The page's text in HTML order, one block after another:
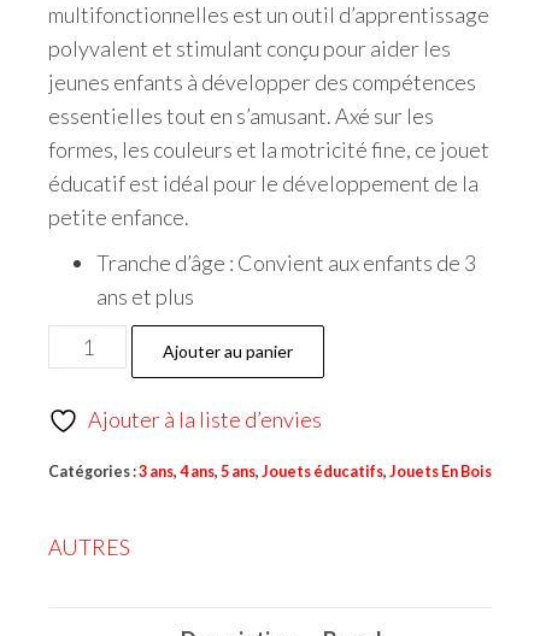
multifonctionnelles est un outil d’apprentissage
polyvalent et stimulant conçu pour aider les
jeunes enfants à développer des compétences
essentielles tout en s’amusant. Axé sur les
formes, les couleurs et la motricité fine, ce jouet
éducatif est idéal pour le développement de la
petite enfance.
Tranche d’âge : Convient aux enfants de 3
ans et plus
Ajouter au panier
Ajouter à la liste d’envies
Catégories :3 ans, 4 ans, 5 ans, Jouets éducatifs, Jouets En Bois
AUTRES